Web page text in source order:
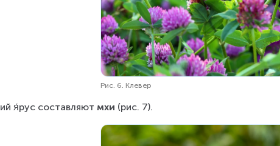
Рис. 6. Клевер
я́рус составляют мхи (рис. 7).